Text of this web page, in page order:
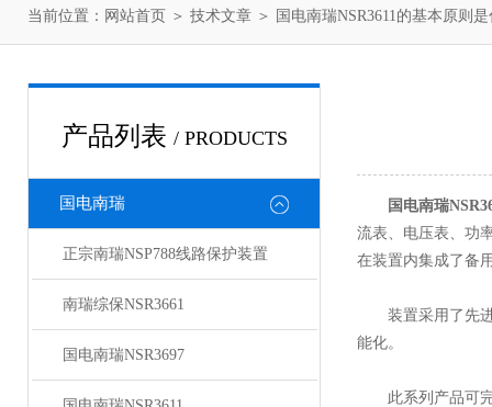
当前位置： 网站首页 ＞ 技术文章 ＞ 国电南瑞NSR3611的基本原则
产品列表 / PRODUCTS
国电南瑞
正宗南瑞NSP788线路保护装置
南瑞综保NSR3661
国电南瑞NSR3697
国电南瑞
流表、电压表、功
在装置内集成了备
装置采用了先进
能化。
此系列产品可完